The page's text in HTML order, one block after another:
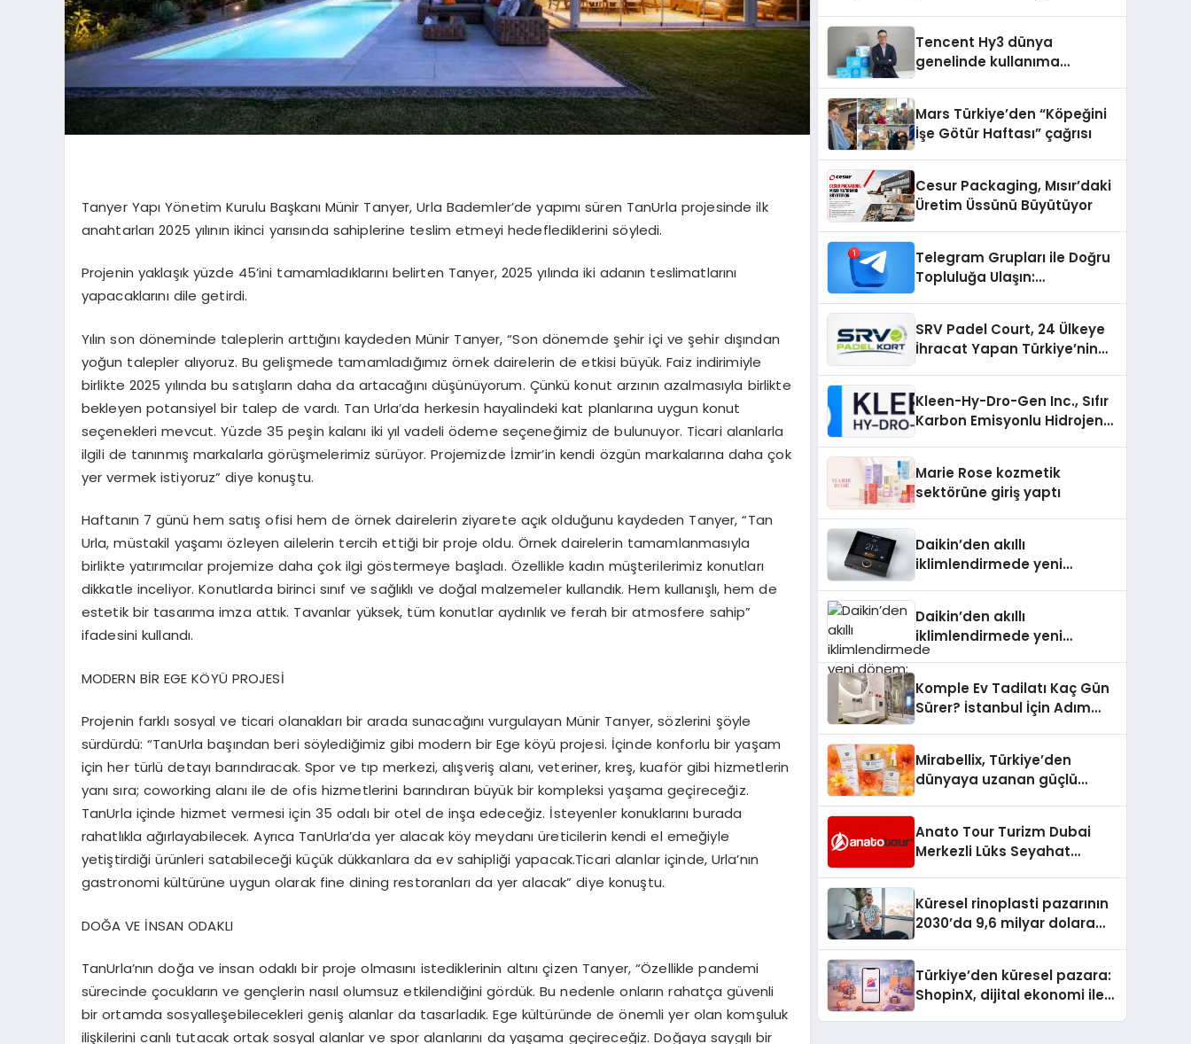
Tanyer Yapı Yönetim Kurulu Başkanı Münir Tanyer, Urla Bademler’de yapımı süren TanUrla projesinde ilk
anahtarları 2025 yılının ikinci yarısında sahiplerine teslim etmeyi hedeflediklerini söyledi.
Projenin yaklaşık yüzde 45’ini tamamladıklarını belirten Tanyer, 2025 yılında iki adanın teslimatlarını
yapacaklarını dile getirdi.
Yılın son döneminde taleplerin arttığını kaydeden Münir Tanyer, “Son dönemde şehir içi ve şehir dışından
yoğun talepler alıyoruz. Bu gelişmede tamamladığımız örnek dairelerin de etkisi büyük. Faiz indirimiyle
birlikte 2025 yılında bu satışların daha da artacağını düşünüyorum. Çünkü konut arzının azalmasıyla birlikte
bekleyen potansiyel bir talep de vardı. Tan Urla’da herkesin hayalindeki kat planlarına uygun konut
seçenekleri mevcut. Yüzde 35 peşin kalanı iki yıl vadeli ödeme seçeneğimiz de bulunuyor. Ticari alanlarla
ilgili de tanınmış markalarla görüşmelerimiz sürüyor. Projemizde İzmir’in kendi özgün markalarına daha çok
yer vermek istiyoruz” diye konuştu.
Haftanın 7 günü hem satış ofisi hem de örnek dairelerin ziyarete açık olduğunu kaydeden Tanyer, “Tan
Urla, müstakil yaşamı özleyen ailelerin tercih ettiği bir proje oldu. Örnek dairelerin tamamlanmasıyla
birlikte yatırımcılar projemize daha çok ilgi göstermeye başladı. Özellikle kadın müşterilerimiz konutları
dikkatle inceliyor. Konutlarda birinci sınıf ve sağlıklı ve doğal malzemeler kullandık. Hem kullanışlı, hem de
estetik bir tasarıma imza attık. Tavanlar yüksek, tüm konutlar aydınlık ve ferah bir atmosfere sahip”
ifadesini kullandı.
MODERN BİR EGE KÖYÜ PROJESİ
Projenin farklı sosyal ve ticari olanakları bir arada sunacağını vurgulayan Münir Tanyer, sözlerini şöyle
sürdürdü: “TanUrla başından beri söylediğimiz gibi modern bir Ege köyü projesi. İçinde konforlu bir yaşam
için her türlü detayı barındıracak. Spor ve tıp merkezi, alışveriş alanı, veteriner, kreş, kuaför gibi hizmetlerin
yanı sıra; coworking alanı ile de ofis hizmetlerini barındıran büyük bir kompleksi yaşama geçireceğiz.
TanUrla içinde hizmet vermesi için 35 odalı bir otel de inşa edeceğiz. İsteyenler konuklarını burada
rahatlıkla ağırlayabilecek. Ayrıca TanUrla’da yer alacak köy meydanı üreticilerin kendi el emeğiyle
yetiştirdiği ürünleri satabileceği küçük dükkanlara da ev sahipliği yapacak.Ticari alanlar içinde, Urla’nın
gastronomi kültürüne uygun olarak fine dining restoranları da yer alacak” diye konuştu.
DOĞA VE İNSAN ODAKLI
TanUrla’nın doğa ve insan odaklı bir proje olmasını istediklerinin altını çizen Tanyer, “Özellikle pandemi
sürecinde çocukların ve gençlerin nasıl olumsuz etkilendiğini gördük. Bu nedenle onların rahatça güvenli
bir ortamda sosyalleşebilecekleri geniş alanlar da tasarladık. Ege kültüründe de önemli yer olan komşuluk
ilişkilerini canlı tutacak ortak sosyal alanlar ve spor alanlarını da yaşama geçireceğiz. Doğaya saygılı bir
şunları kaydetti:
Tencent Hy3 dünya
genelinde kullanıma
Mars Türkiye’den “Köpeğini
İşe Götür Haftası” çağrısı
Cesur Packaging, Mısır’daki
Üretim Üssünü Büyütüyor
Telegram Grupları ile Doğru
Topluluğa Ulaşın:
SRV Padel Court, 24 Ülkeye
İhracat Yapan Türkiye’nin
Kleen-Hy-Dro-Gen Inc., Sıfır
Karbon Emisyonlu Hidrojen
Aldı
Marie Rose kozmetik
sektörüne giriş yaptı
Daikin’den akıllı
iklimlendirmede yeni
Daikin’den akıllı
iklimlendirmede yeni
dönem: Madoka Plus
Komple Ev Tadilatı Kaç Gün
Sürer? İstanbul İçin Adım
Mirabellix, Türkiye’den
dünyaya uzanan güçlü
Anato Tour Turizm Dubai
Merkezli Lüks Seyahat
Küresel rinoplasti pazarının
2030’da 9,6 milyar dolara
Türkiye’den küresel pazara:
ShopinX, dijital ekonomi ile